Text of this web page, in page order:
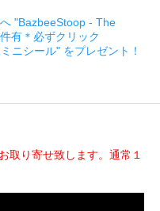
"BazbeeStoop - The
有＊必ずクリック
ニシール" をプレゼント！
取り寄せ致します。通常１